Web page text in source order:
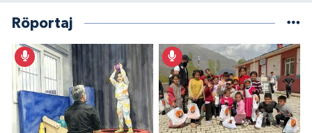
Röportaj